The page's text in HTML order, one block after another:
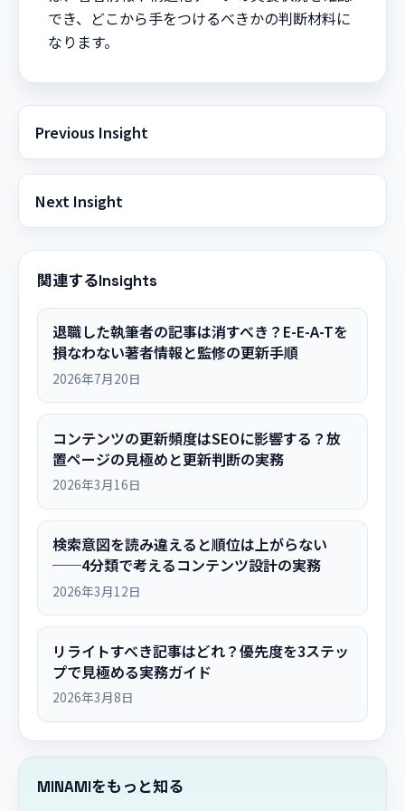
でき、どこから手をつけるべきかの判断材料に
なります。
Previous Insight
Next Insight
関連するInsights
退職した執筆者の記事は消すべき？E-E-A-Tを
損なわない著者情報と監修の更新手順
2026年7月20日
コンテンツの更新頻度はSEOに影響する？放
置ページの見極めと更新判断の実務
2026年3月16日
検索意図を読み違えると順位は上がらない
──4分類で考えるコンテンツ設計の実務
2026年3月12日
リライトすべき記事はどれ？優先度を3ステッ
プで見極める実務ガイド
2026年3月8日
MINAMIをもっと知る